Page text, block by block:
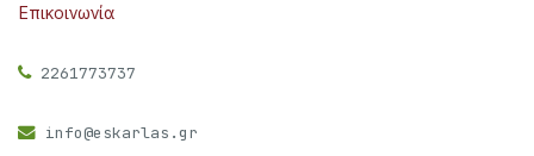
Επικοινωνία
2261773737
info@eskarlas.gr